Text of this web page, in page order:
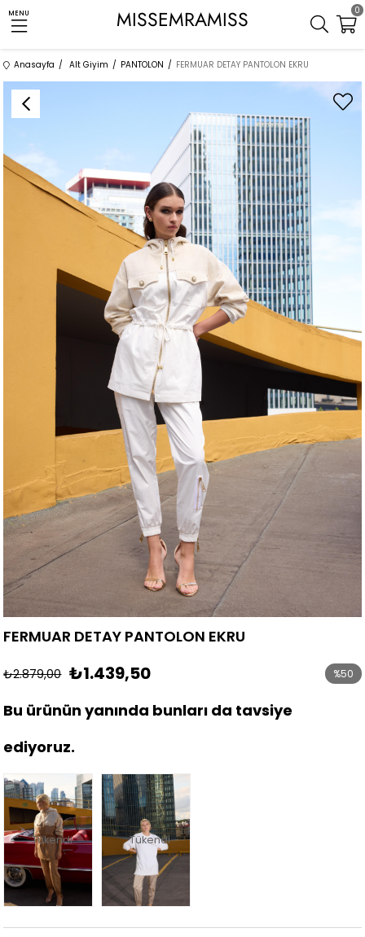
MENU MISSEMRAMISS 0
Anasayfa Alt Giyim PANTOLON FERMUAR DETAY PANTOLON EKRU
FERMUAR DETAY PANTOLON EKRU
₺2.879,00 ₺1.439,50 %50
Bu ürünün yanında bunları da tavsiye
ediyoruz.
Tükendi Tükendi